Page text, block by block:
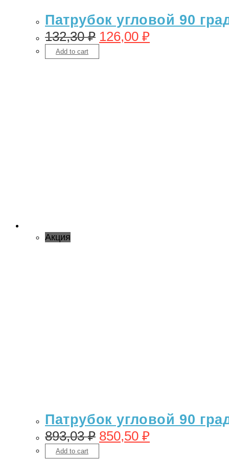
Патрубок угловой 90
132,30₽ 126,00 ₽
Add to cart
Акция
Патрубок угловой 90
893,03₽ 850,50 ₽
Add to cart